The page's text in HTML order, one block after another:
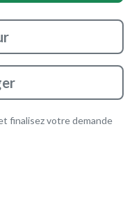
finalisez votre demande